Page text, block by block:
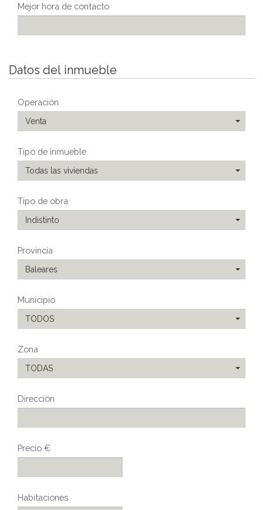
Mejor hora de contacto
Datos del inmueble
Operación
Venta
Tipo de inmueble
Todas las viviendas
Tipo de obra
Indistinto
Provincia
Baleares
Municipio
TODOS
Zona
TODAS
Dirección
Precio €
Habitaciones